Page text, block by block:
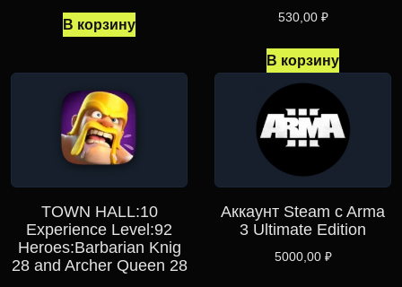
В корзину 530,00 ₽
В корзину
TOWN HALL:10
Experience Level:92
Heroes:Barbarian Knig
28 and Archer Queen 28
Аккаунт Steam c Arma
3 Ultimate Edition
5000,00 ₽